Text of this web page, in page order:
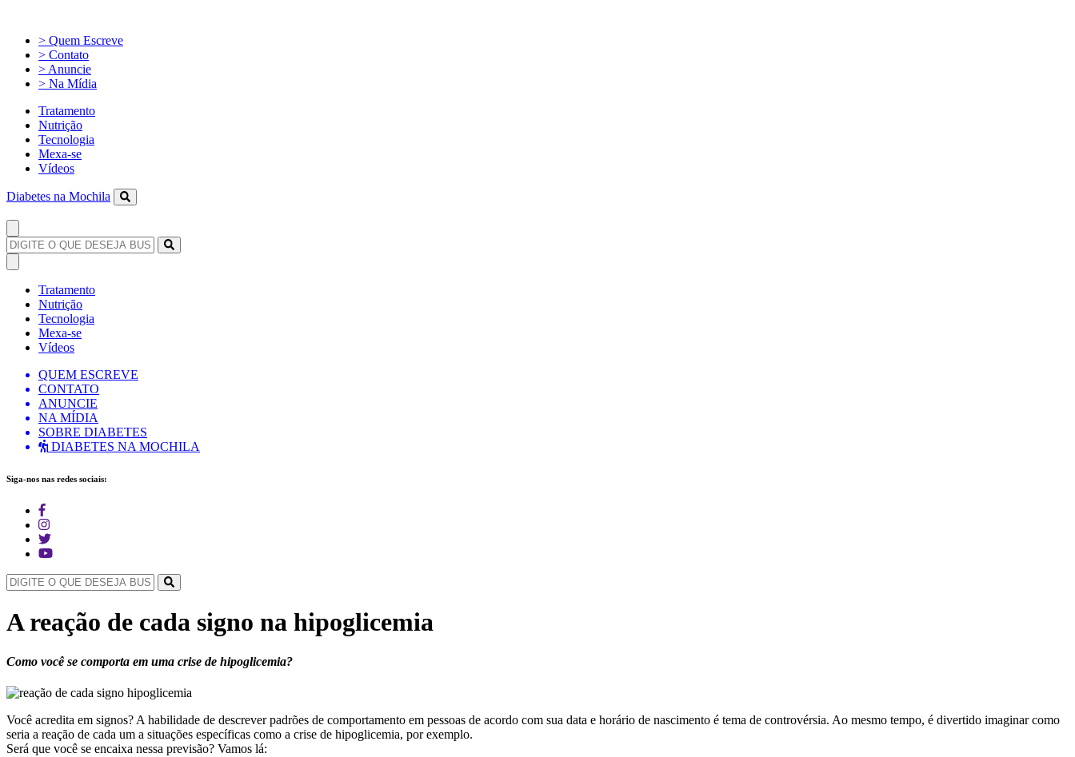
> Quem Escreve
> Contato
> Anuncie
> Na Mídia
Tratamento
Nutrição
Tecnologia
Mexa-se
Vídeos
Diabetes na Mochila
Tratamento
Nutrição
Tecnologia
Mexa-se
Vídeos
QUEM ESCREVE
CONTATO
ANUNCIE
NA MÍDIA
SOBRE DIABETES
DIABETES NA MOCHILA
Siga-nos nas redes sociais:
A reação de cada signo na hipoglicemia
Como você se comporta em uma crise de hipoglicemia?
Você acredita em signos? A habilidade de descrever padrões de comportamento em pessoas de acordo com sua data e horário de nascimento é tema de controvérsia. Ao mesmo tempo, é divertido imaginar como
seria a reação de cada um a situações específicas como a crise de hipoglicemia, por exemplo.
Será que você se encaixa nessa previsão? Vamos lá: